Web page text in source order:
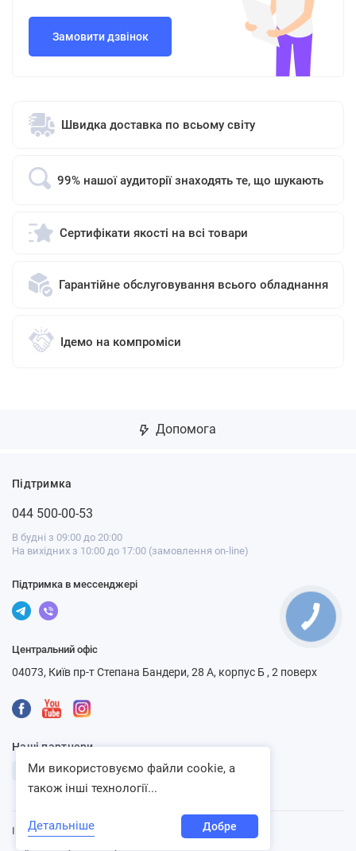
Замовити дзвінок
Швидка доставка по всьому світу
99% нашої аудиторії знаходять те, що шукають
Сертифікати якості на всі товари
Гарантійне обслуговування всього обладнання
Ідемо на компроміси
Допомога
Підтримка
044 500-00-53
В будні з 09:00 до 20:00
На вихідних з 10:00 до 17:00 (замовлення on-line)
Підтримка в мессенджері
Центральний офіс
04073, Київ пр-т Степана Бандери, 28 А, корпус Б , 2 поверх
Наші партнери
Інтернет-магазин «Ventbazar», 2013 - 2026
Ми використовуємо файли cookie, а
також інші технології...
Детальніше Добре